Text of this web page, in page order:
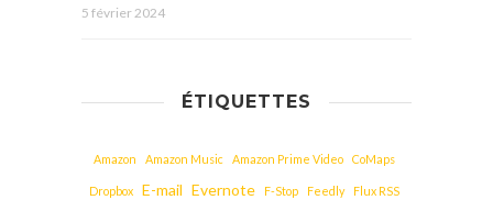
5 février 2024
ÉTIQUETTES
Amazon Amazon Music Amazon Prime Video CoMaps
Dropbox E-mail Evernote F-Stop Feedly Flux RSS